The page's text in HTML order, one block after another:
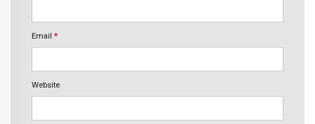
Email *
Website